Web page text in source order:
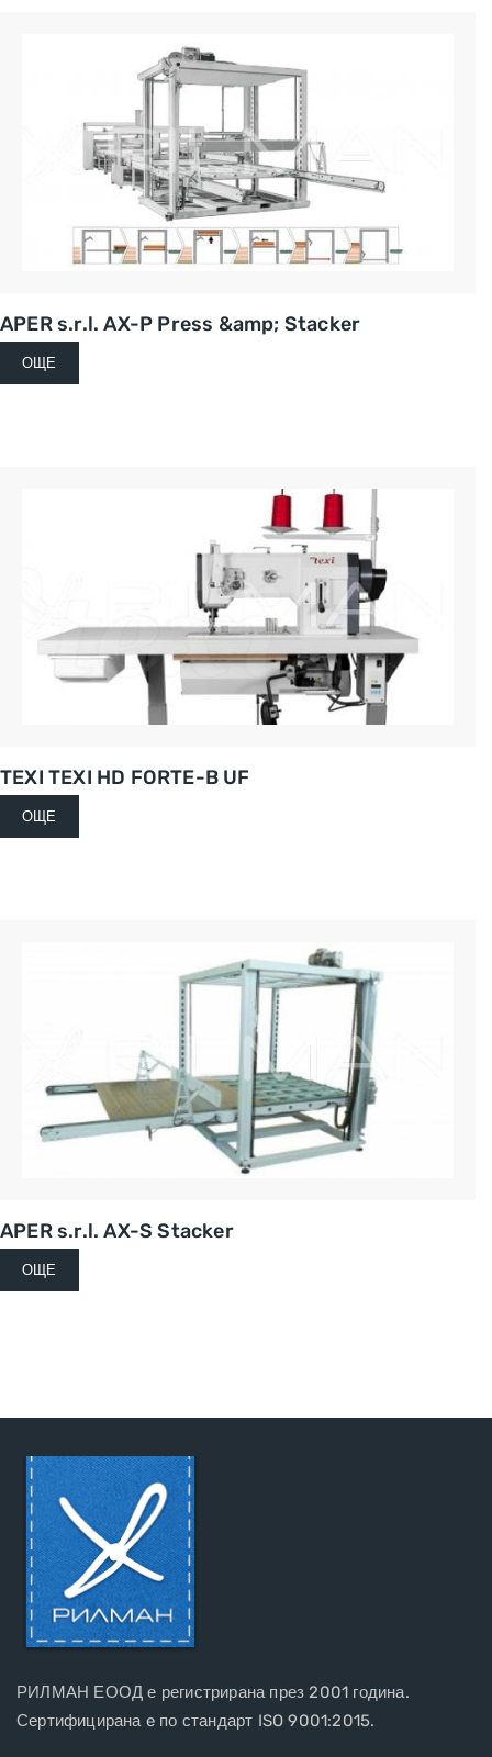
APER s.r.l. AX-P Press &amp; Stacker
ОЩЕ
TEXI TEXI HD FORTE-B UF
ОЩЕ
APER s.r.l. AX-S Stacker
ОЩЕ
РИЛМАН ЕООД е регистрирана през 2001 година.
Сертифицирана e по стандарт ISO 9001:2015.